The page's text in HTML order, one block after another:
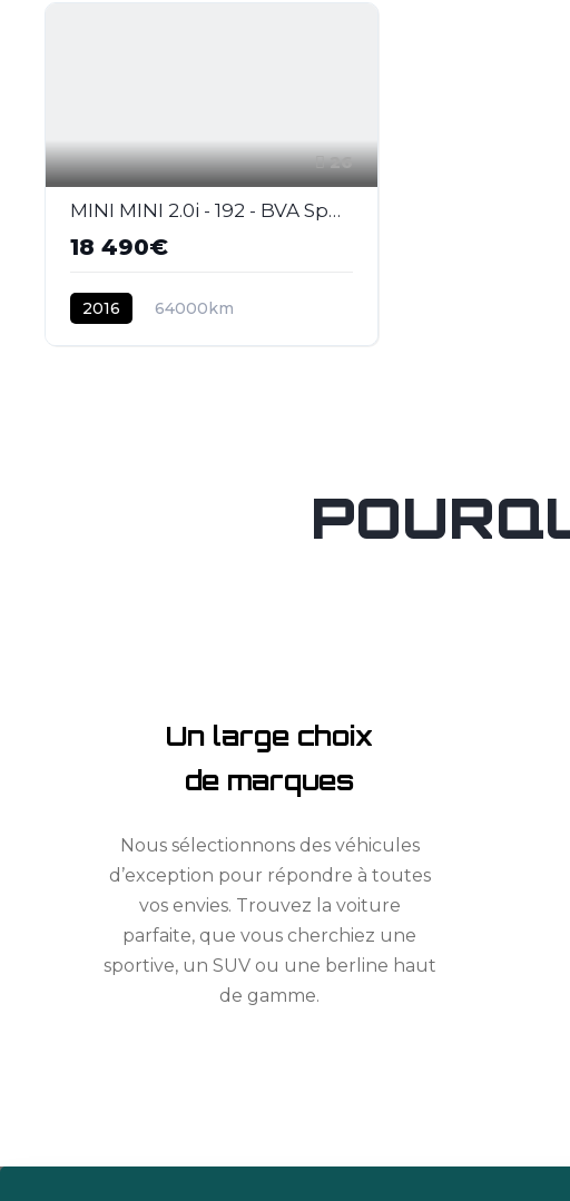
26
MINI MINI 2.0i - 192 - BVA Sport F56 COUPE Cooper S Exquisite PHASE 1
18 490€
2016
64000km
Un large choix
de marques
Nous sélectionnons des véhicules
d’exception pour répondre à toutes
vos envies. Trouvez la voiture
parfaite, que vous cherchiez une
sportive, un SUV ou une berline haut
de gamme.